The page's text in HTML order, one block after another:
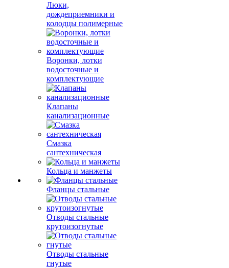
Люки,
дождеприемники и
колодцы полимерные
Воронки, лотки
водосточные и
комплектующие
Клапаны
канализационные
Смазка
сантехническая
Кольца и манжеты
Фланцы стальные
Отводы стальные
крутоизогнутые
Отводы стальные
гнутые